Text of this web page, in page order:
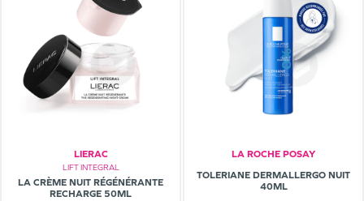
LIERAC
LIFT INTEGRAL
LA CRÈME NUIT RÉGÉNÉRANTE
RECHARGE 50ML
LA ROCHE POSAY
TOLERIANE DERMALLERGO NUIT
40ML